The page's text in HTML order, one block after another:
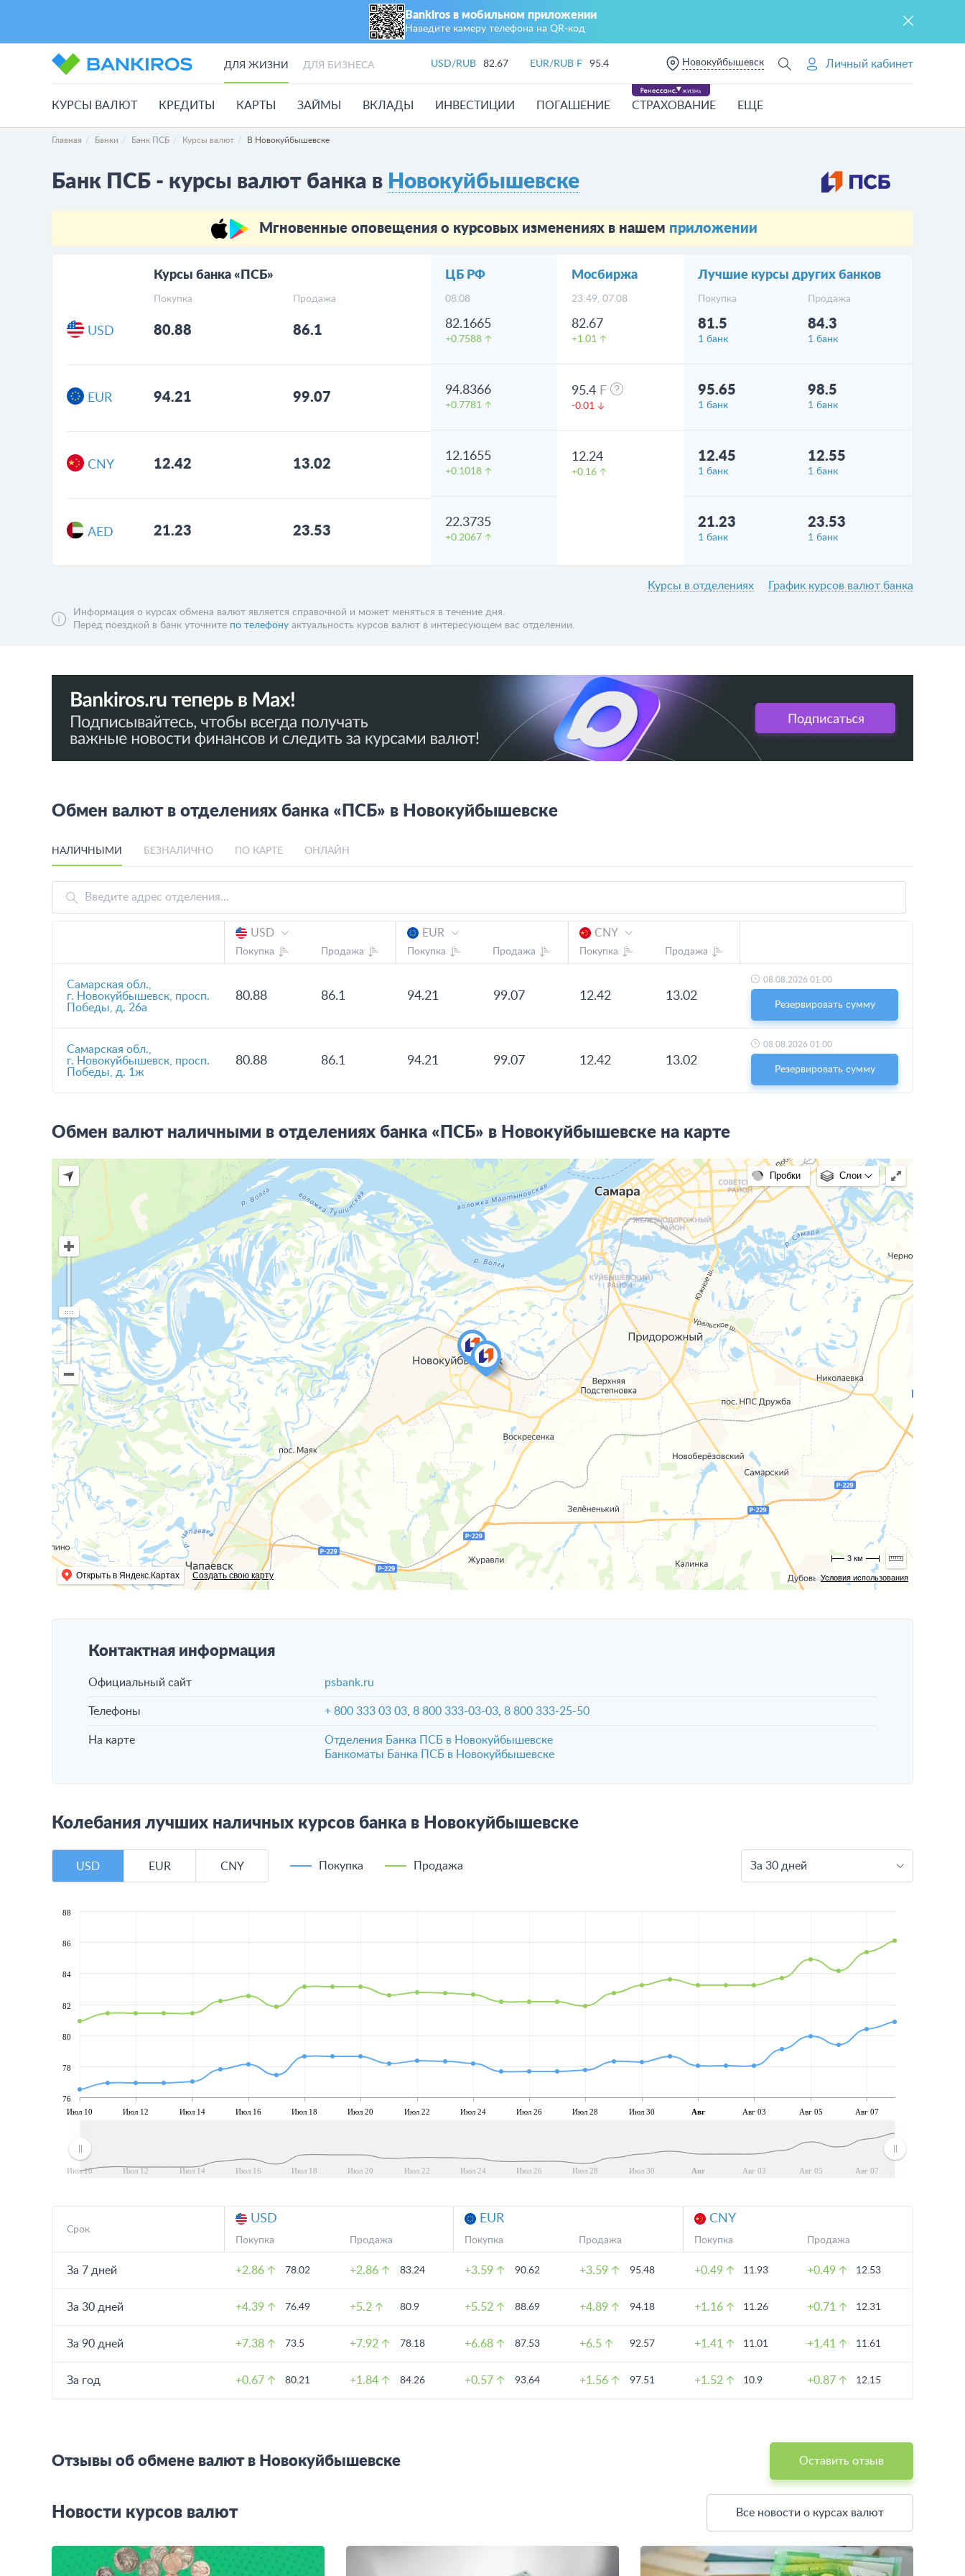
Bankiros в мобильном приложении
Наведите камеру телефона на QR‑код
ДЛЯ ЖИЗНИ ДЛЯ БИЗНЕСА USD/RUB 82.67 EUR/RUB F 95.4 Новокуйбышевск Личный кабинет
КУРСЫ ВАЛЮТ КРЕДИТЫ КАРТЫ ЗАЙМЫ ВКЛАДЫ ИНВЕСТИЦИИ ПОГАШЕНИЕ СТРАХОВАНИЕ ЕЩЕ
Главная Банки Банк ПСБ Курсы валют В Новокуйбышевске
Банк ПСБ - курсы валют банка в Новокуйбышевске
Мгновенные оповещения о курсовых изменениях в нашем приложении
Курсы банка «ПСБ»
Покупка Продажа
USD 80.88 86.1
EUR 94.21 99.07
CNY 12.42 13.02
AED 21.23 23.53
ЦБ РФ
08.08
82.1665
+0.7588
94.8366
+0.7781
12.1655
+0.1018
22.3735
+0.2067
Мосбиржа
23:49, 07.08
82.67
+1.01
95.4 F
-0.01
12.24
+0.16
Лучшие курсы других банков
Покупка Продажа
81.5
1 банк
84.3
1 банк
95.65
1 банк
98.5
1 банк
12.45
1 банк
12.55
1 банк
21.23
1 банк
23.53
1 банк
Курсы в отделениях График курсов валют банка
Информация о курсах обмена валют является справочной и может меняться в течение дня.
Перед поездкой в банк уточните по телефону актуальность курсов валют в интересующем вас отделении.
Обмен валют в отделениях банка «ПСБ» в Новокуйбышевске
НАЛИЧНЫМИ БЕЗНАЛИЧНО ПО КАРТЕ ОНЛАЙН
USD
Покупка Продажа
EUR
Покупка Продажа
CNY
Покупка Продажа
Самарская обл.,
г. Новокуйбышевск, просп.
Победы, д. 26а
80.88 86.1 94.21 99.07 12.42 13.02
08.08.2026 01:00
Резервировать сумму
Самарская обл.,
г. Новокуйбышевск, просп.
Победы, д. 1ж
80.88 86.1 94.21 99.07 12.42 13.02
08.08.2026 01:00
Резервировать сумму
Обмен валют наличными в отделениях банка «ПСБ» в Новокуйбышевске на карте
Условия использования
Открыть в Яндекс.Картах Создать свою карту
Пробки Слои
3 км
Контактная информация
Официальный сайт psbank.ru
Телефоны + 800 333 03 03 ,8 800 333-03-03 ,8 800 333-25-50
На карте
Отделения Банка ПСБ в Новокуйбышевске
Банкоматы Банка ПСБ в Новокуйбышевске
Колебания лучших наличных курсов банка в Новокуйбышевске
USD EUR CNY Покупка Продажа За 30 дней
Июл 10 Июл 12 Июл 14 Июл 16 Июл 18 Июл 20 Июл 22 Июл 24 Июл 26 Июл 28 Июл 30 Авг Авг 03 Авг 05 Авг 07
Июл 10 Июл 12 Июл 14 Июл 16 Июл 18 Июл 20 Июл 22 Июл 24 Июл 26 Июл 28 Июл 30 Авг Авг 03 Авг 05 Авг 07
76
78
80
82
84
86
88
Срок
USD
Покупка Продажа
EUR
Покупка Продажа
CNY
Покупка Продажа
За 7 дней +2.86 78.02 +2.86 83.24 +3.59 90.62 +3.59 95.48 +0.49 11.93 +0.49 12.53
За 30 дней +4.39 76.49 +5.2 80.9 +5.52 88.69 +4.89 94.18 +1.16 11.26 +0.71 12.31
За 90 дней +7.38 73.5 +7.92 78.18 +6.68 87.53 +6.5 92.57 +1.41 11.01 +1.41 11.61
За год +0.67 80.21 +1.84 84.26 +0.57 93.64 +1.56 97.51 +1.52 10.9 +0.87 12.15
Отзывы об обмене валют в Новокуйбышевске Оставить отзыв
Новости курсов валют Все новости о курсах валют